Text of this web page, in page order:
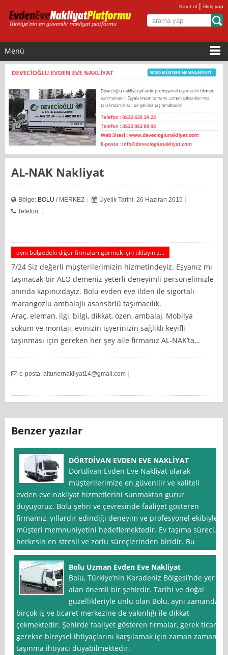
Kayıt ol |Giriş yap
Menü
AL-NAK Nakliyat
Bölge: BOLU / MERKEZ
Üyelik Tarihi: 26 Haziran 2015
Telefon:
aynı bölgedeki diğer firmaları görmek için tıklayınız...
7/24 Siz değerli müşterilerimizin hizmetindeyiz. Eşyanız mı
taşınacak bir ALO demeniz yeterli deneyimli personelimizle
anında kapınızdayız. Bolu evden eve ilden ile sigortalı
marangozlu ambalajlı asansörlü taşımacılık.
Araç, eleman, ilgi, bilgi, dikkat, özen, ambalaj, Mobilya
söküm ve montajı, evinizin işyerinizin sağlıklı keyifli
taşınması için gereken her şey aile firmanız AL-NAK’ta…
e-posta:altunernakliyat14@gmail.com
Benzer yazılar
DÖRTDİVAN EVDEN EVE NAKLİYAT
Dörtdi̇van Evden Eve Nakli̇yat olarak
müşterilerimize en güvenilir ve kaliteli
evden eve nakliyat hizmetlerini sunmaktan gurur
duyuyoruz. Bolu şehri ve çevresinde faaliyet gösteren
firmamız, yıllardır edindiği deneyim ve profesyonel ekibiyle
müşteri memnuniyetini hedeflemektedir. Ev taşıma süreci,
herkesin en stresli ve zorlu süreçlerinden biridir. Bu
Bolu Uzman Evden Eve Nakliyat
Bolu, Türkiye’nin Karadeniz Bölgesi’nde yer
alan önemli bir şehirdir. Tarihi ve doğal
güzellikleriyle ünlü olan Bolu, aynı zamanda
birçok iş ve ticaret merkezine de yakınlığı ile dikkat
çekmektedir. Şehirde faaliyet gösteren firmalar, gerek ticari
gerekse bireysel ihtiyaçlarını karşılamak için zaman zaman
taşınma ihtiyacı duyabilmektedir.